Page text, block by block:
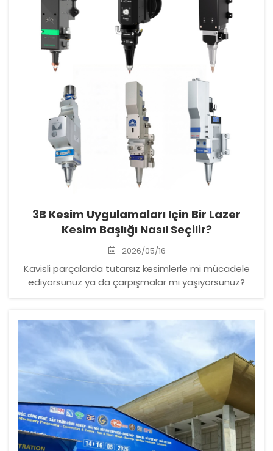
3B Kesim Uygulamaları Için Bir Lazer
Kesim Başlığı Nasıl Seçilir?
2026/05/16
Kavisli parçalarda tutarsız kesimlerle mi mücadele
ediyorsunuz ya da çarpışmalar mı yaşıyorsunuz?
uyumu, kavis uyumluluğu, uyumluluk ve toplam sahip
olma maliyeti (TCO). Şimdi uzman rehberliğini alın.